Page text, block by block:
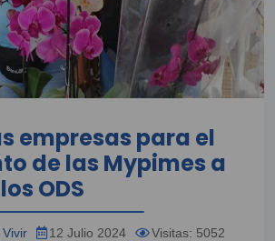
empresas para el
de las Mypimes a
ODS
12 Julio 2024 Visitas: 5052